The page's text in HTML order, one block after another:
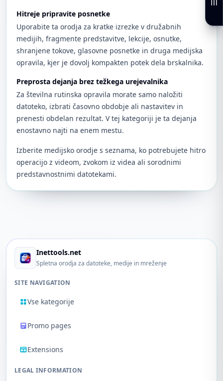
Hitreje pripravite posnetke
Uporabite ta orodja za kratke izrezke v družabnih
medijih, fragmente predstavitve, lekcije, osnutke,
shranjene tokove, glasovne posnetke in druga medijska
opravila, kjer je dovolj kompakten potek dela brskalnika.
Preprosta dejanja brez težkega urejevalnika
Za številna rutinska opravila morate samo naložiti
datoteko, izbrati časovno obdobje ali nastavitev in
prenesti obdelan rezultat. V tej kategoriji je ta dejanja
enostavno najti na enem mestu.
Izberite medijsko orodje s seznama, ko potrebujete hitro
operacijo z videom, zvokom iz videa ali sorodnimi
predstavnostnimi datotekami.
Inettools.net
Spletna orodja za datoteke, medije in mreženje
SITE NAVIGATION
Vse kategorije
Promo pages
Extensions
LEGAL INFORMATION